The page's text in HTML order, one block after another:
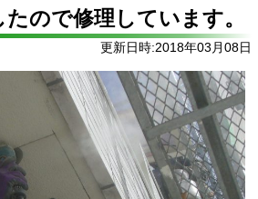
ので修理しています。
更新日時:2018年03月08日